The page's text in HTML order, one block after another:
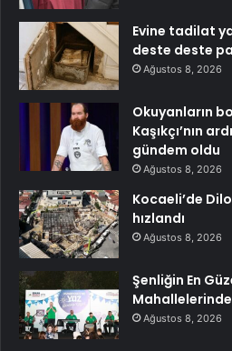
Evine tadilat
deste deste
Ağustos 8, 2026
Okuyanların
Kaşıkçı’nın
gündem oldu
Ağustos 8, 2026
Kocaeli’de
hızlandı
Ağustos 8, 2026
Şenliğin En
Ağustos 8, 2026